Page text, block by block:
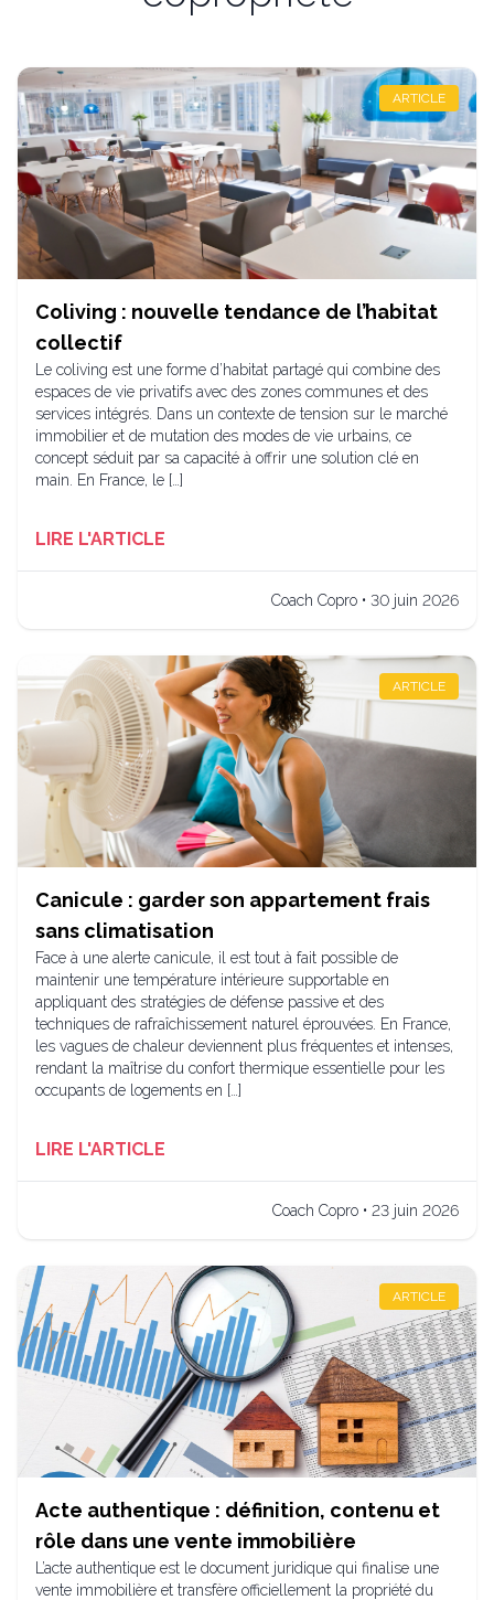
ARTICLE
Coliving : nouvelle tendance de l’habitat
collectif
Le coliving est une forme d’habitat partagé qui combine des
espaces de vie privatifs avec des zones communes et des
services intégrés. Dans un contexte de tension sur le marché
immobilier et de mutation des modes de vie urbains, ce
concept séduit par sa capacité à offrir une solution clé en
main. En France, le […]
LIRE L'ARTICLE
Coach Copro • 30 juin 2026
ARTICLE
Canicule : garder son appartement frais
sans climatisation
Face à une alerte canicule, il est tout à fait possible de
maintenir une température intérieure supportable en
appliquant des stratégies de défense passive et des
techniques de rafraîchissement naturel éprouvées. En France,
les vagues de chaleur deviennent plus fréquentes et intenses,
rendant la maîtrise du confort thermique essentielle pour les
occupants de logements en […]
LIRE L'ARTICLE
Coach Copro • 23 juin 2026
ARTICLE
Acte authentique : définition, contenu et
rôle dans une vente immobilière
L’acte authentique est le document juridique qui finalise une
vente immobilière et transfère officiellement la propriété du